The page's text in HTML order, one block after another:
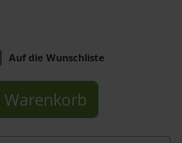
Auf die Wunschliste
Warenkorb